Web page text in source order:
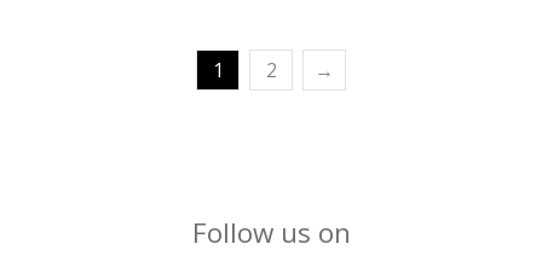
1 2 →
Follow us on